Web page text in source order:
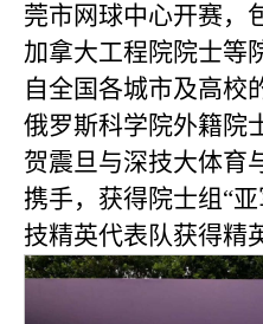
莞市网球中心开赛，
加拿大工程院院士等
自全国各城市及高校
俄罗斯科学院外籍院
贺震旦与深技大体育
携手，获得院士组“
技精英代表队获得精